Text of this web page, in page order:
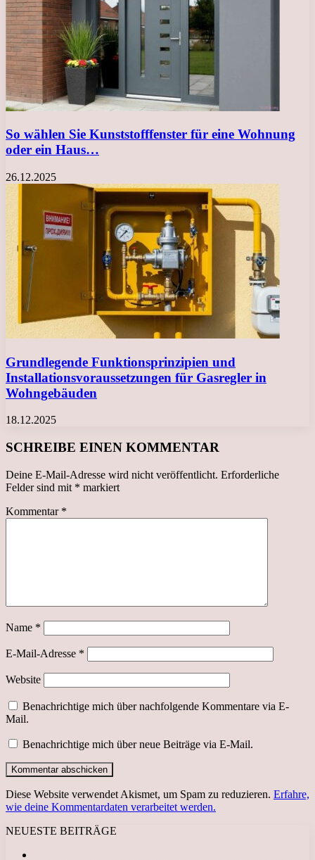
So wählen Sie Kunststofffenster für eine Wohnung
oder ein Haus…
26.12.2025
Grundlegende Funktionsprinzipien und
Installationsvoraussetzungen für Gasregler in
Wohngebäuden
18.12.2025
SCHREIBE EINEN KOMMENTAR
Deine E-Mail-Adresse wird nicht veröffentlicht. Erforderliche
Felder sind mit * markiert
Kommentar *
Name *
E-Mail-Adresse *
Website
Benachrichtige mich über nachfolgende Kommentare via E-
Mail.
Benachrichtige mich über neue Beiträge via E-Mail.
Diese Website verwendet Akismet, um Spam zu reduzieren. Erfahre,
wie deine Kommentardaten verarbeitet werden.
NEUESTE BEITRÄGE